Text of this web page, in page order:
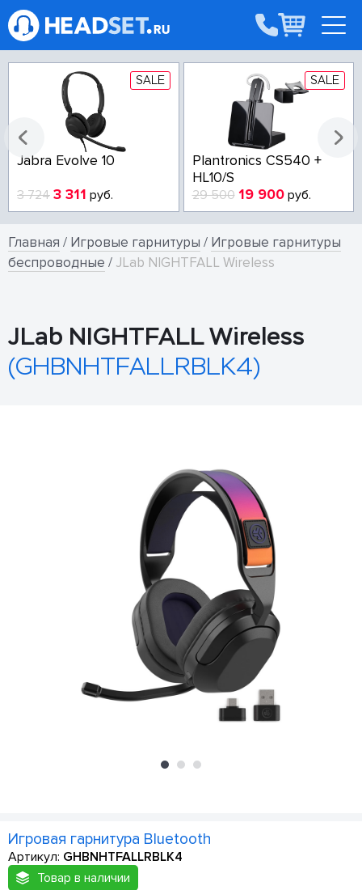
SALE
Jabra Evolve 10
3 724 3 311 руб.
SALE
Plantronics CS540 +
HL10/S
29 500 19 900руб.
Главная / Игровые гарнитуры / Игровые гарнитуры
беспроводные / JLab NIGHTFALL Wireless
JLab NIGHTFALL Wireless
(GHBNHTFALLRBLK4)
Игровая гарнитура Bluetooth
Артикул: GHBNHTFALLRBLK4
Товар в наличии